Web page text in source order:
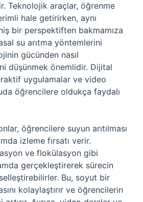
Teknolojik araçlar, öğrenme
hale getirirken, aynı
bir perspektiften bakmamıza
su arıtma yöntemlerini
gücünden nasıl
düşünmek önemlidir. Dijital
uygulamalar ve video
öğrencilere oldukça faydalı
öğrencilere suyun arıtılması
izleme fırsatı verir.
ve flokülasyon gibi
gerçekleştirerek sürecin
Bu, soyut bir
kolaylaştırır ve öğrencilerin